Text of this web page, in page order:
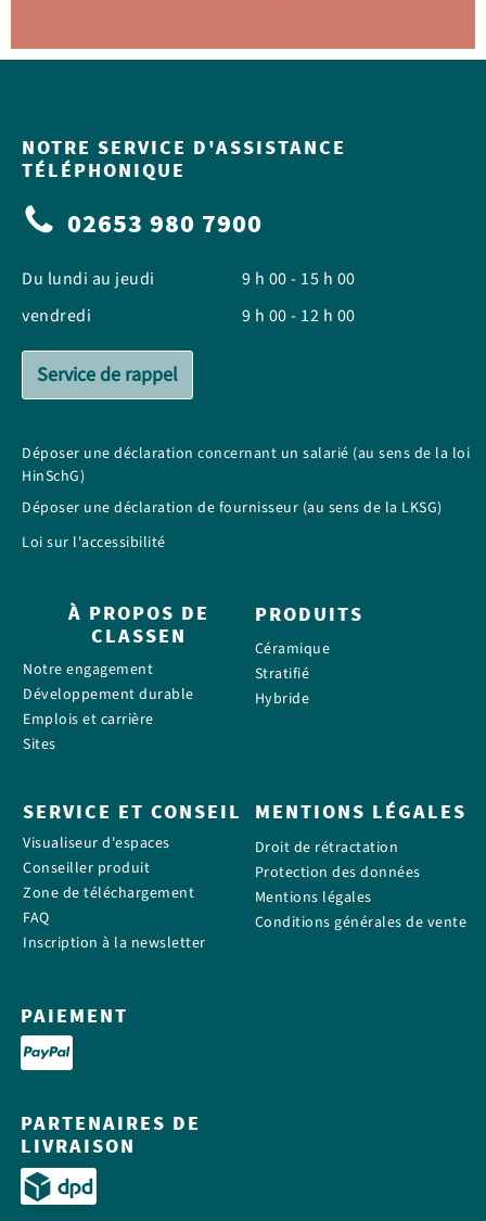
NOTRE SERVICE D'ASSISTANCE
TÉLÉPHONIQUE
02653 980 7900
Du lundi au jeudi
vendredi
9 h 00 - 15 h 00
9 h 00 - 12 h 00
Service de rappel
Déposer une déclaration concernant un salarié (au sens de la loi
HinSchG)
Déposer une déclaration de fournisseur (au sens de la LKSG)
Loi sur l'accessibilité
À PROPOS DE
CLASSEN
Notre engagement
Développement durable
Emplois et carrière
Sites
PRODUITS
Céramique
Stratifié
Hybride
SERVICE ET CONSEIL
Visualiseur d'espaces
Conseiller produit
Zone de téléchargement
FAQ
Inscription à la newsletter
MENTIONS LÉGALES
Droit de rétractation
Protection des données
Mentions légales
Conditions générales de vente
PAIEMENT
PARTENAIRES DE
LIVRAISON